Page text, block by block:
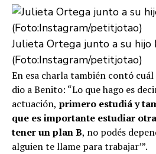
Julieta Ortega junto a su hijo
(Foto:Instagram/petitjotao)
En esa charla también contó
dio a Benito: “Lo que hago es
actuación, primero estudiá y
que es importante estudiar
tener un plan B, no podés
alguien te llame para trabajar’”.